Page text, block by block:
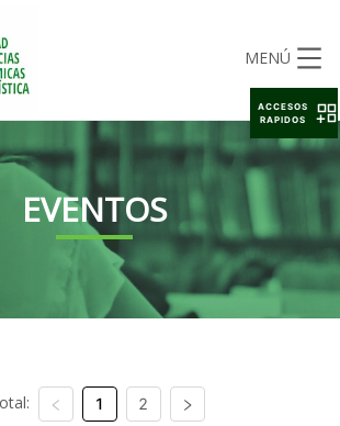
MENÚ
EVENTOS
1 2
ACCESOS
RAPIDOS